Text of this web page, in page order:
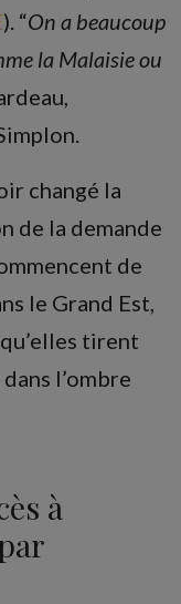
). “On a beaucoup
la Malaisie ou
changé la
de la demande
de
le Grand Est,
tirent
l’ombre
à